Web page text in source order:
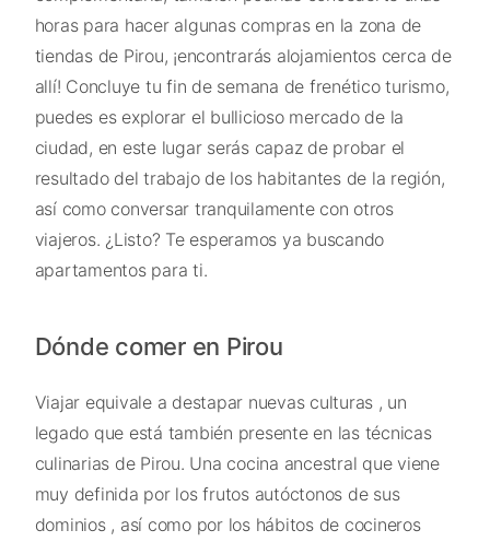
horas para hacer algunas compras en la zona de
tiendas de Pirou, ¡encontrarás alojamientos cerca de
allí! Concluye tu fin de semana de frenético turismo,
puedes es explorar el bullicioso mercado de la
ciudad, en este lugar serás capaz de probar el
resultado del trabajo de los habitantes de la región,
así como conversar tranquilamente con otros
viajeros. ¿Listo? Te esperamos ya buscando
apartamentos para ti.
Dónde comer en Pirou
Viajar equivale a destapar nuevas culturas , un
legado que está también presente en las técnicas
culinarias de Pirou. Una cocina ancestral que viene
muy definida por los frutos autóctonos de sus
dominios , así como por los hábitos de cocineros